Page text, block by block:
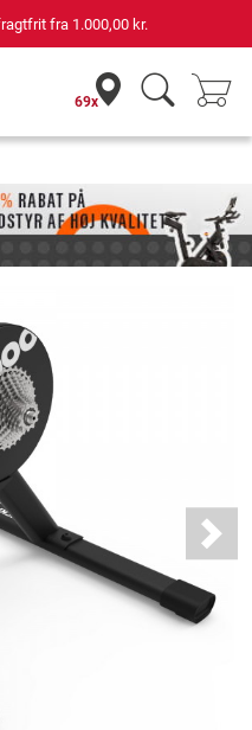
servicemontører
69x
Next